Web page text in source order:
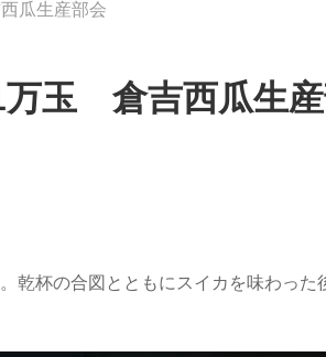
瓜生産部会
玉 倉吉西瓜生
乾杯の合図とともにスイカを味わった